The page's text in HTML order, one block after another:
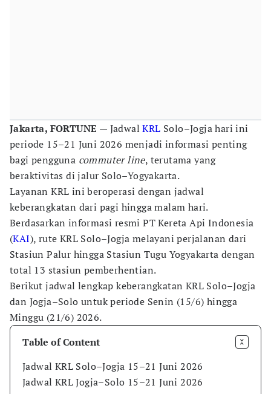
Jakarta, FORTUNE — JadwalKRL Solo–Jogja hari ini
periode 15–21 Juni 2026 menjadi informasi penting
bagi pengguna commuter line, terutama yang
beraktivitas di jalur Solo–Yogyakarta.
Layanan KRL ini beroperasi dengan jadwal
keberangkatan dari pagi hingga malam hari.
Berdasarkan informasi resmi PT Kereta Api Indonesia
(KAI), rute KRL Solo–Jogja melayani perjalanan dari
Stasiun Palur hingga Stasiun Tugu Yogyakarta dengan
total 13 stasiun pemberhentian.
Berikut jadwal lengkap keberangkatan KRL Solo–Jogja
dan Jogja–Solo untuk periode Senin (15/6) hingga
Minggu (21/6) 2026.
Table of Content
Jadwal KRL Solo–Jogja 15–21 Juni 2026
Jadwal KRL Jogja–Solo 15–21 Juni 2026